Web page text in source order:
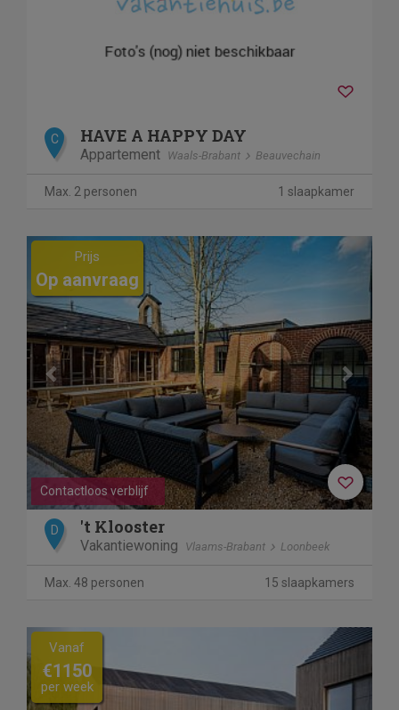
C HAVE A HAPPY DAY
Appartement Waals-Brabant Beauvechain
Max. 2 personen 1 slaapkamer
Previous Next
Contactloos verblijf
Prijs
Op aanvraag
D 't Klooster
Vakantiewoning Vlaams-Brabant Loonbeek
Max. 48 personen 15 slaapkamers
Previous Next
Vanaf
€1150
per week